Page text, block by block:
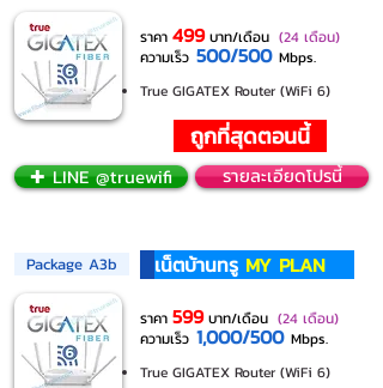
ราคา 499บาท/เดือน (24 เดือน)
ความเร็ว 500/500 Mbps.
True GIGATEX Router (WiFi 6)
ถูกที่สุดตอนนี้
✚ LINE @truewifi รายละเอียดโปรนี้
Package A3b เน็ตบ้านทรู MY PLAN
ราคา 599บาท/เดือน (24 เดือน)
ความเร็ว 1,000/500 Mbps.
True GIGATEX Router (WiFi 6)